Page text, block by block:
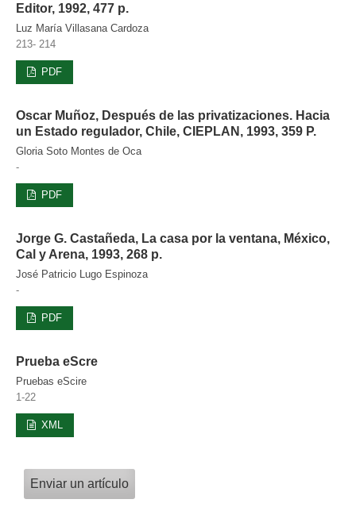
Editor, 1992, 477 p.
Luz María Villasana Cardoza
213- 214
PDF
Oscar Muñoz, Después de las privatizaciones. Hacia
un Estado regulador, Chile, CIEPLAN, 1993, 359 P.
Gloria Soto Montes de Oca
-
PDF
Jorge G. Castañeda, La casa por la ventana, México,
Cal y Arena, 1993, 268 p.
José Patricio Lugo Espinoza
-
PDF
Prueba eScre
Pruebas eScire
1-22
XML
Enviar un artículo